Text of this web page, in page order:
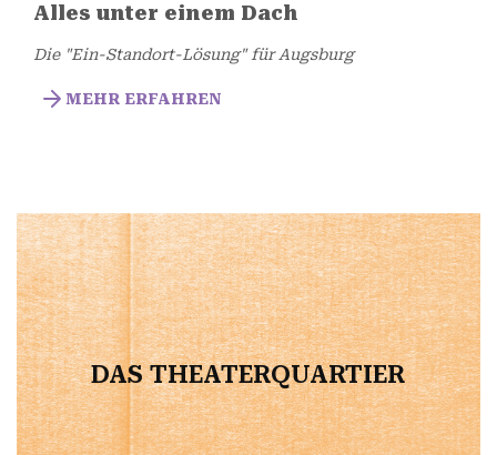
Alles unter einem Dach
Die "Ein-Standort-Lösung" für Augsburg
MEHR ERFAHREN
DAS THEATERQUARTIER